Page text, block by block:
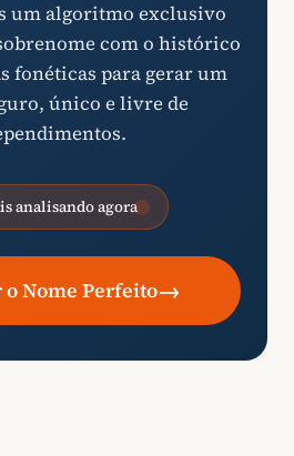
um algoritmo exclusivo
com o histórico
fonéticas para gerar um
único e livre de
analisando agora
Nome Perfeito→